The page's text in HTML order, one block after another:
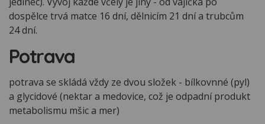
dospělce trvá matce 16 dní, dělnicím 21 dní a trubcům
24 dní.
Potrava
potrava se skládá vždy ze dvou složek - bílkovnné (pyl)
a glycidové (nektar a medovice, což je odpadní produkt
metabolismu mšic a mer)